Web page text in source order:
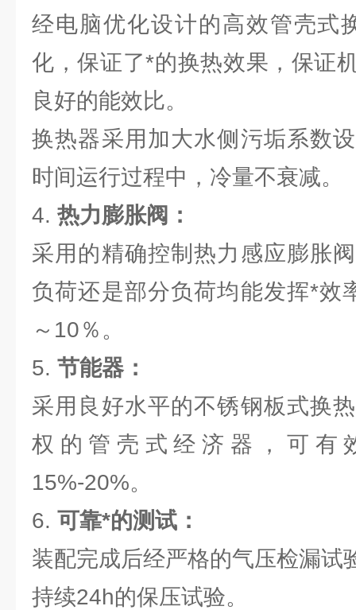
经电脑优化设计的高效管壳式
化，保证了*的换热效果，保证
良好的能效比。
换热器采用加大水侧污垢系数
时间运行过程中，冷量不衰减。
4. 热力膨胀阀：
采用的精确控制热力感应膨胀
负荷还是部分负荷均能发挥*效
～10％。
5. 节能器：
采用良好水平的不锈钢板式换
权的管壳式经济器，可有
15%-20%。
6. 可靠*的测试：
装配完成后经严格的气压检漏试
持续24h的保压试验。